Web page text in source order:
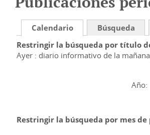
Calendario Búsqueda
Restringir la búsqueda por título
Ayer : diario informativo de la mañana
Año:
Restringir la búsqueda por mes